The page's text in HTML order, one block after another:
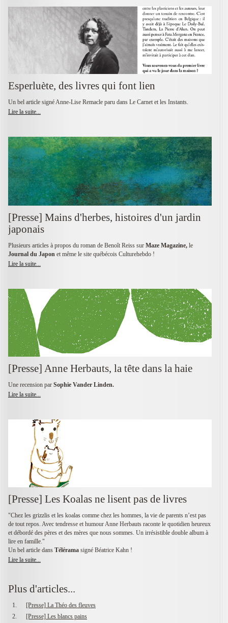
Esperluète, des livres qui font lien
Un bel article signé Anne-Lise Remacle paru dans Le Carnet et les Instants.
Lire la suite...
[Presse] Mains d'herbes, histoires d'un jardin
japonais
Plusieurs articles à propos du roman de Benoît Reiss sur Maze Magazine, le
Journal du Japon et même le site québécois Culturehebdo !
Lire la suite...
[Presse] Anne Herbauts, la tête dans la haie
Une recension par Sophie Vander Linden.
Lire la suite...
[Presse] Les Koalas ne lisent pas de livres
"Chez les grizzlis et les koalas comme chez les hommes, la vie de parents n’est pas
de tout repos. Avec tendresse et humour Anne Herbauts raconte le quotidien heureux
et débordé des pères et des mères que nous sommes. Un irrésistible double album à
lire en famille."
Un bel article dans Télérama signé Béatrice Kahn !
Lire la suite...
Plus d'articles...
[Presse] La Théo des fleuves
[Presse] Les blancs pains